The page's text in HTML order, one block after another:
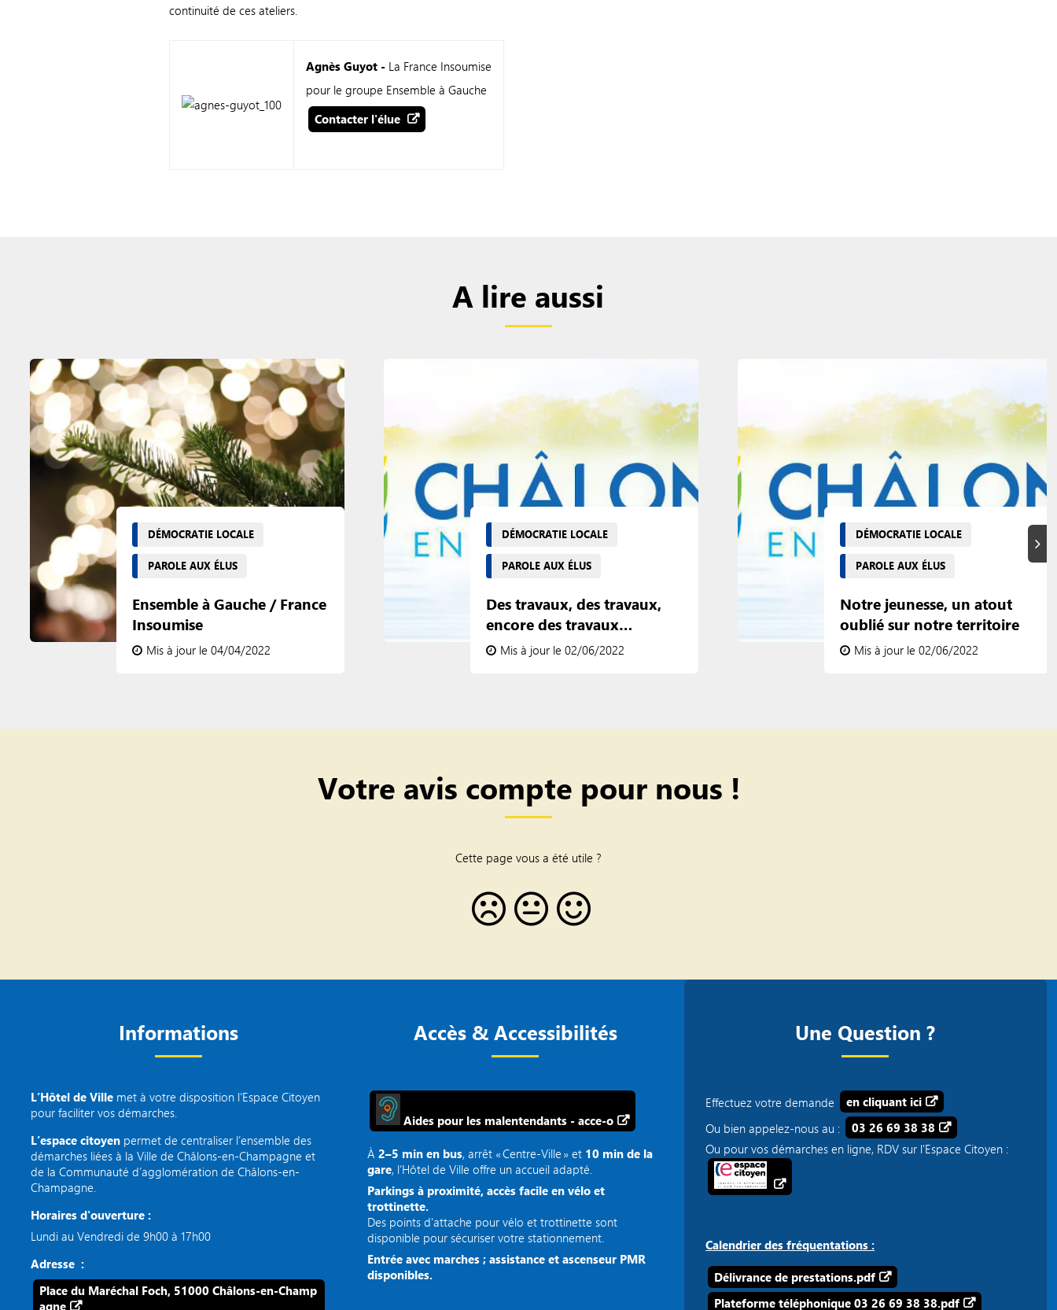
continuité de ces ateliers.
Agnès Guyot - La France Insoumise
pour le groupe Ensemble à Gauche
Contacter l'élue
A lire aussi
DÉMOCRATIE LOCALE
PAROLE AUX ÉLUS
Ensemble à Gauche / France
Insoumise
Mis à jour le 04/04/2022
DÉMOCRATIE LOCALE
PAROLE AUX ÉLUS
Des travaux, des travaux,
encore des travaux…
Mis à jour le 02/06/2022
DÉMOCRATIE LOCALE
PAROLE AUX ÉLUS
Notre jeunesse, un atout
oublié sur notre territoire
Mis à jour le 02/06/2022
Votre avis compte pour nous !
Cette page vous a été utile ?
Informations
L’Hôtel de Ville met à votre disposition l’Espace Citoyen
pour faciliter vos démarches.
L’espace citoyen permet de centraliser l’ensemble des
démarches liées à la Ville de Châlons-en-Champagne et
de la Communauté d’agglomération de Châlons-en-
Champagne.
Horaires d'ouverture :
Lundi au Vendredi de 9h00 à 17h00
Adresse :
Place du Maréchal Foch, 51000 Châlons-en-Champ
agne
Accès & Accessibilités
Aides pour les malentendants - acce-o
À2–5 min en bus, arrêt « Centre‑Ville » et 10 min de la
gare, l’Hôtel de Ville offre un accueil adapté.
Parkings à proximité, accès facile en vélo et
trottinette.
Des points d'attache pour vélo et trottinette sont
disponible pour sécuriser votre stationnement.
Entrée avec marches ; assistance et ascenseur PMR
disponibles.
Une Question ?
Effectuez votre demande
en cliquant ici
Ou bien appelez-nous au :
03 26 69 38 38
Ou pour vos démarches en ligne, RDV sur l'Espace Citoyen :
Calendrier des fréquentations :
Délivrance de prestations.pdf
Plateforme téléphonique 03 26 69 38 38.pdf